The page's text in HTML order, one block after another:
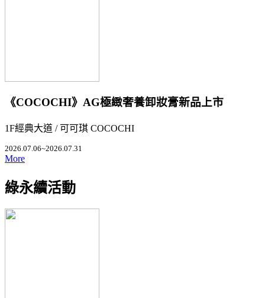
《COCOCHI》AG極緻奢養卸妝膏新品上市
1F經典大道 / 可可琪 COCOCHI
2026.07.06~2026.07.31
More
綠永續活動